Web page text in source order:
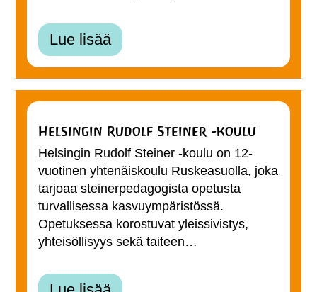
Lue lisää
Helsingin Rudolf Steiner -koulu
Helsingin Rudolf Steiner -koulu on 12-
vuotinen yhtenäiskoulu Ruskeasuolla, joka
tarjoaa steinerpedagogista opetusta
turvallisessa kasvuympäristössä.
Opetuksessa korostuvat yleissivistys,
yhteisöllisyys sekä taiteen…